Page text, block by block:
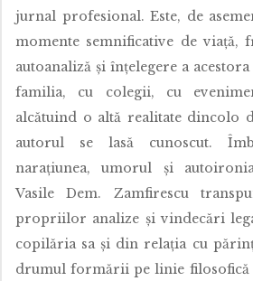
jurnal profesional. Este, de
momente semnificative de
autoanaliză și înțelegere a
familia, cu colegii, cu
alcătuind o altă realitate dincolo
autorul se lasă cunoscut.
narațiunea, umorul și
Vasile Dem. Zamfirescu
propriilor analize și vindecări
copilăria sa și din relația cu
drumul formării pe linie filosofică